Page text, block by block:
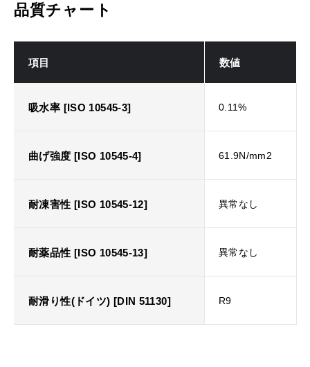
品質チャート
項目 数値
吸水率 [ISO 10545-3] 0.11%
曲げ強度 [ISO 10545-4] 61.9N/mm2
耐凍害性 [ISO 10545-12] 異常なし
耐薬品性 [ISO 10545-13] 異常なし
耐滑り性(ドイツ) [DIN 51130] R9